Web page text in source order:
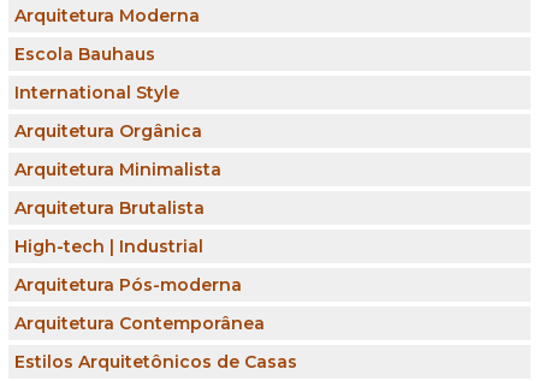
Arquitetura Moderna
Escola Bauhaus
International Style
Arquitetura Orgânica
Arquitetura Minimalista
Arquitetura Brutalista
High-tech | Industrial
Arquitetura Pós-moderna
Arquitetura Contemporânea
Estilos Arquitetônicos de Casas